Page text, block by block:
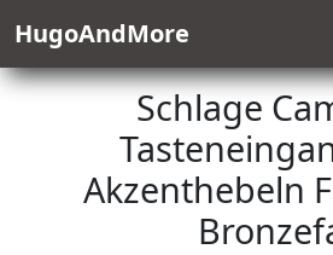
HugoAndMore
Schlage
Akzenthebeln